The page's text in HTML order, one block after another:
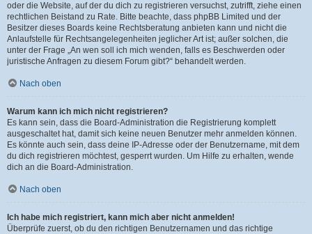
oder die Website, auf der du dich zu registrieren versuchst, zutrifft, ziehe einen
rechtlichen Beistand zu Rate. Bitte beachte, dass phpBB Limited und der
Besitzer dieses Boards keine Rechtsberatung anbieten kann und nicht die
Anlaufstelle für Rechtsangelegenheiten jeglicher Art ist; außer solchen, die
unter der Frage „An wen soll ich mich wenden, falls es Beschwerden oder
juristische Anfragen zu diesem Forum gibt?“ behandelt werden.
Nach oben
Warum kann ich mich nicht registrieren?
Es kann sein, dass die Board-Administration die Registrierung komplett
ausgeschaltet hat, damit sich keine neuen Benutzer mehr anmelden können.
Es könnte auch sein, dass deine IP-Adresse oder der Benutzername, mit dem
du dich registrieren möchtest, gesperrt wurden. Um Hilfe zu erhalten, wende
dich an die Board-Administration.
Nach oben
Ich habe mich registriert, kann mich aber nicht anmelden!
Überprüfe zuerst, ob du den richtigen Benutzernamen und das richtige